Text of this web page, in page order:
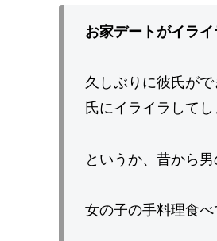
お家デートがイライ
久しぶりに彼氏が
氏にイライラしてし
というか、昔から
女の子の手料理食